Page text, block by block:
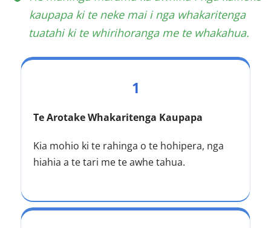
kaupapa ki te neke mai i nga whakaritenga
tuatahi ki te whirihoranga me te whakahua.
1
Te Arotake Whakaritenga Kaupapa
Kia mohio ki te rahinga o te hohipera, nga
hiahia a te tari me te awhe tahua.